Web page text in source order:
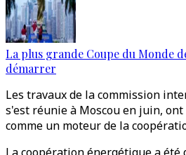
La plus grande Coupe du Monde
démarrer
Les travaux de la commission
s'est réunie à Moscou en juin,
comme un moteur de la